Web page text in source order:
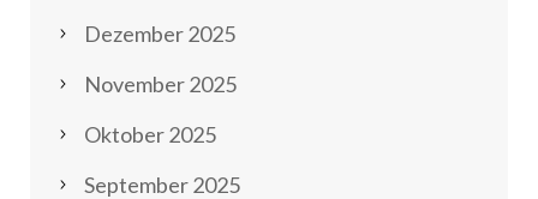
Dezember 2025
November 2025
Oktober 2025
September 2025